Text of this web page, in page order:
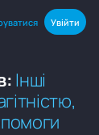
Увійти
Інші